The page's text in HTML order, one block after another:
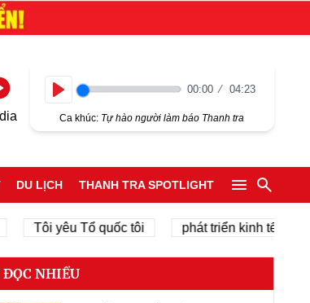
00:00 04:23
Ca khúc: Tự hào người làm báo Thanh tra
DU LỊCH THANH TRA SPOTLIGHT
Tôi yêu Tổ quốc tôi phát triển kinh tế tư nhân
NHIỀU